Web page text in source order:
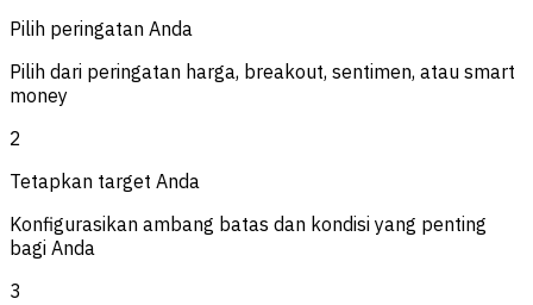
Pilih peringatan Anda
Pilih dari peringatan harga, breakout, sentimen, atau smart
money
2
Tetapkan target Anda
Konfigurasikan ambang batas dan kondisi yang penting
bagi Anda
3